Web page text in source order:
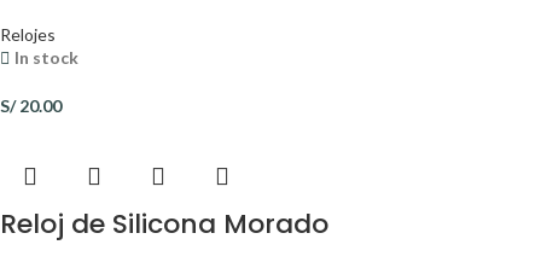
Relojes
In stock
S/20.00
Reloj de Silicona Morado